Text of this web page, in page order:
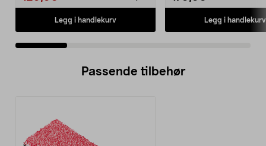
Legg i handlekurv Legg i handlekurv
Passende tilbehør